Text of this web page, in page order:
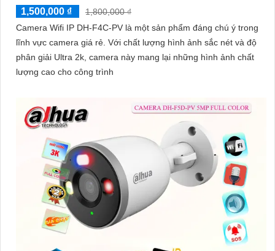
1,500,000 ₫
1,800,000 ₫
Camera Wifi IP DH-F4C-PV là một sản phẩm đáng chú ý trong
lĩnh vực camera giá rẻ. Với chất lượng hình ảnh sắc nét và độ
phân giải Ultra 2k, camera này mang lại những hình ảnh chất
lượng cao cho công trình